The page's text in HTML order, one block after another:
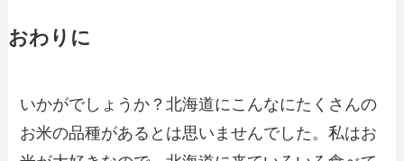
おわりに
いかがでしょうか？北海道にこんなにたくさんの
お米の品種があるとは思いませんでした。私はお